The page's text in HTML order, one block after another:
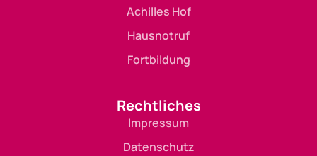
Achilles Hof
Hausnotruf
Fortbildung
Rechtliches
Impressum
Datenschutz